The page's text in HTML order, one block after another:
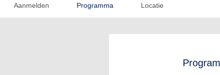
Aanmelden Programma Locatie